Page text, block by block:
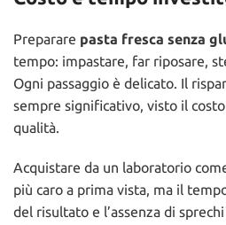
Preparare pasta fresca senza
tempo: impastare, far riposare,
Ogni passaggio è delicato. Il
sempre significativo, visto il
qualità.
Acquistare da un laboratorio
più caro a prima vista, ma il
del risultato e l’assenza di